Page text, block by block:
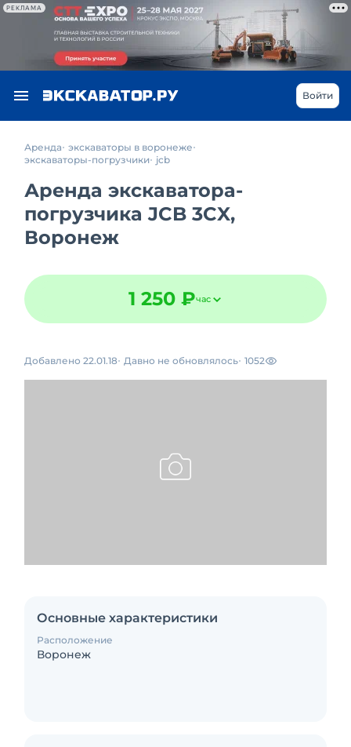
РЕКЛАМА
Войти
Аренда экскаваторы в воронеже
экскаваторы-погрузчики jcb
Аренда экскаватора-
погрузчика JCB 3CX,
Воронеж
1 250 ₽час
Добавлено 22.01.18 Давно не обновлялось 1052
Основные характеристики
Расположение
Воронеж